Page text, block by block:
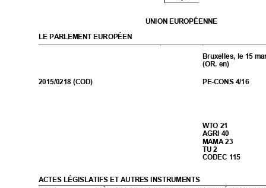
UNION EUROPÉENNE
LE PARLEMENT EUROPÉEN
Bruxelles, le 15
(OR. en)
2015/0218 (COD) PE-CONS 4/16
WTO 21
AGRI 40
MAMA 23
TU 2
CODEC 115
ACTES LÉGISLAT IFS ET AUTRES INSTRUMENTS